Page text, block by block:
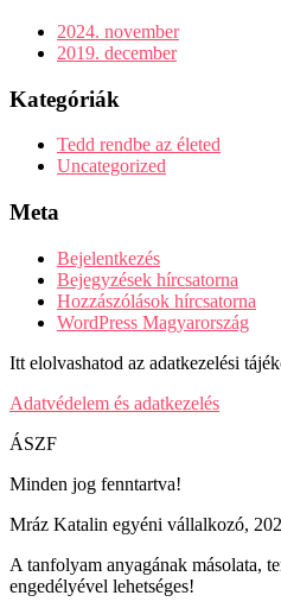
2024. november
2019. december
Kategóriák
Tedd rendbe az életed
Uncategorized
Meta
Bejelentkezés
Bejegyzések hírcsatorna
Hozzászólások hírcsatorna
WordPress Magyarország
Itt elolvashatod az adatkezelési
Adatvédelem és adatkezelés
ÁSZF
Minden jog fenntartva!
Mráz Katalin egyéni vállalkozó,
A tanfolyam anyagának másolata,
engedélyével lehetséges!